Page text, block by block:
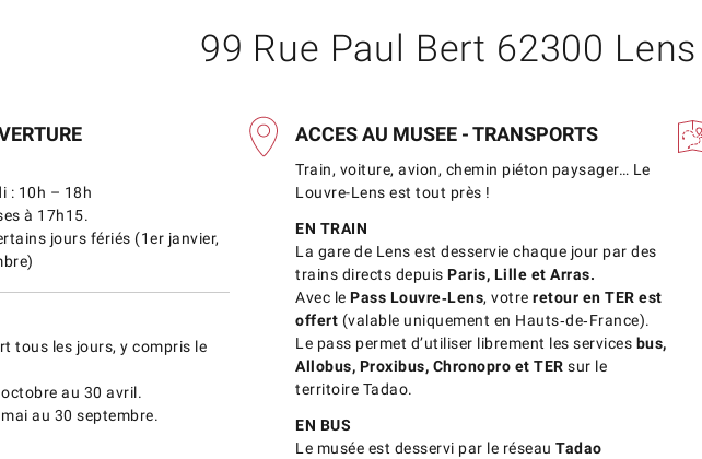
99 Rue Paul Bert 62300 Lens
: 10h – 18h
à 17h15.
jours fériés (1er janvier,
tous les jours, y compris le
au 30 avril.
au 30 septembre.
ACCES AU MUSEE - TRANSPORTS
Train, voiture, avion, chemin piéton paysager… Le
Louvre-Lens est tout près !
EN TRAIN
La gare de Lens est desservie chaque jour par des
trains directs depuis Paris, Lille et Arras.
Avec le Pass Louvre‑Lens, votre retour en TER est
offert (valable uniquement en Hauts‑de‑France).
Le pass permet d’utiliser librement les services bus,
Allobus, Proxibus, Chronopro et TER sur le
territoire Tadao.
EN BUS
Le musée est desservi par le réseau Tadao